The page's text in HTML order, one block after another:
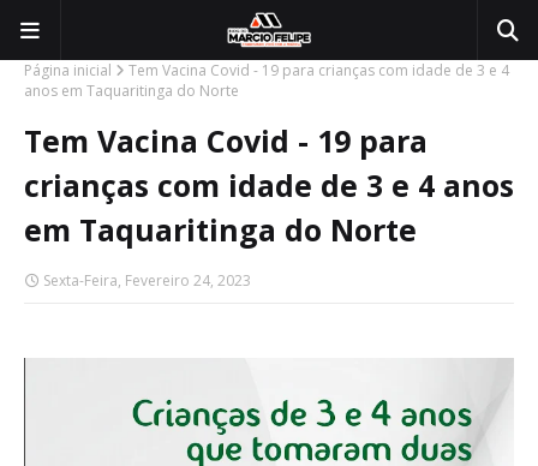
Página inicial
Tem Vacina Covid - 19 para crianças com idade de 3 e 4
anos em Taquaritinga do Norte
Tem Vacina Covid - 19 para
crianças com idade de 3 e 4 anos
em Taquaritinga do Norte
Sexta-Feira, Fevereiro 24, 2023